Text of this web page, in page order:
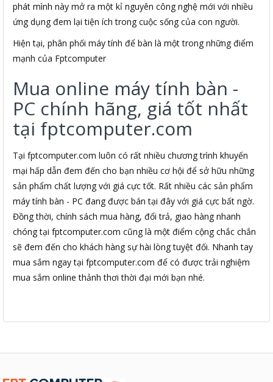
phát mình này mở ra một kỉ nguyên công nghệ mới với nhiều
ứng dụng đem lại tiện ích trong cuộc sống của con người.
Hiện tại, phân phối máy tính để bàn là một trong những điểm
mạnh của Fptcomputer
Mua online máy tính bàn -
PC chính hãng, giá tốt nhất
tại fptcomputer.com
Tại fptcomputer.com luôn có rất nhiều chương trình khuyến
mại hấp dẫn đem đến cho bạn nhiều cơ hội để sở hữu những
sản phẩm chất lượng với giá cực tốt. Rất nhiều các sản phẩm
máy tính bàn - PC đang được bán tại đây với giá cực bất ngờ.
Đồng thời, chính sách mua hàng, đổi trả, giao hàng nhanh
chóng tại fptcomputer.com cũng là một điểm cộng chắc chắn
sẽ đem đến cho khách hàng sự hài lòng tuyệt đối. Nhanh tay
mua sắm ngay tại fptcomputer.com để có được trải nghiệm
mua sắm online thảnh thơi thời đại mới bạn nhé.